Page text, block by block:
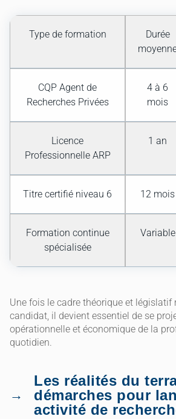
Type de formation
Durée
CQP Agent de
Recherches Privées
4 à 6
mois
Licence
Professionnelle ARP
1 an
Titre certifié niveau 6 12 mois
Formation continue
spécialisée
Variable
Une fois le cadre théorique et législatif
candidat, il devient essentiel de se
opérationnelle et économique de la
quotidien.
Les réalités du
démarches pour
activité de